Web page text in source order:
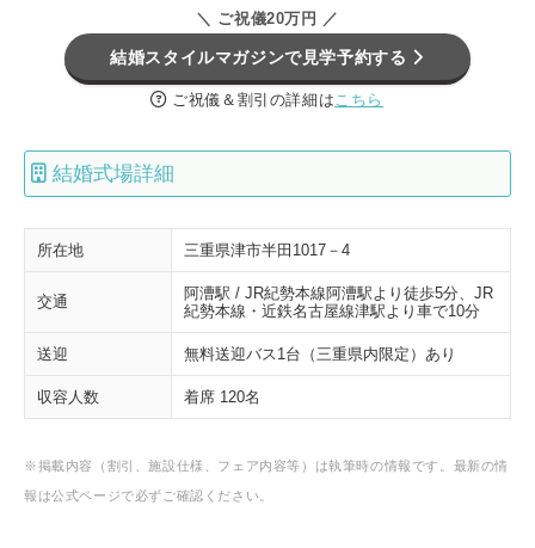
＼ ご祝儀20万円 ／
結婚スタイルマガジンで見学予約する
ご祝儀＆割引の詳細はこちら
結婚式場詳細
所在地 三重県津市半田1017－4
交通
阿漕駅 / JR紀勢本線阿漕駅より徒歩5分、JR
紀勢本線・近鉄名古屋線津駅より車で10分
送迎 無料送迎バス1台（三重県内限定）あり
収容人数 着席 120名
※掲載内容（割引、施設仕様、フェア内容等）は執筆時の情報です。最新の情
報は公式ページで必ずご確認ください。